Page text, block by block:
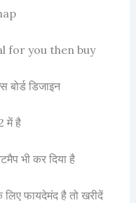
for you then buy
बोर्ड डिजाइन
में है
भी कर दिया है
फायदेमंद है तो खरीदें